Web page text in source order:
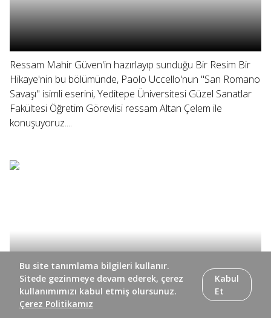
Ressam Mahir Güven'in hazırlayıp sunduğu Bir Resim Bir
Hikaye'nin bu bölümünde, Paolo Uccello'nun "San Romano
Savaşı" isimli eserini, Yeditepe Üniversitesi Güzel Sanatlar
Fakültesi Öğretim Görevlisi ressam Altan Çelem ile
konuşuyoruz....
Bu site tanımlama bilgileri kullanır.
Sitede gezinmeye devam ederek, çerez
kullanımımızı kabul etmiş olursunuz.
Çerez Politikamız
Kabul
Et